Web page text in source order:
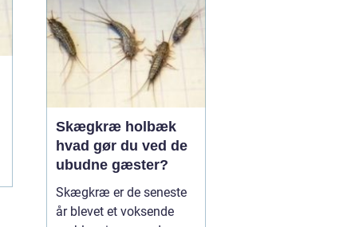
holdt. Når vi taler om
erhvervsrengøring købe...
Skægkræ holbæk
hvad gør du ved de
ubudne gæster?
Skægkræ er de seneste
år blevet et voksende